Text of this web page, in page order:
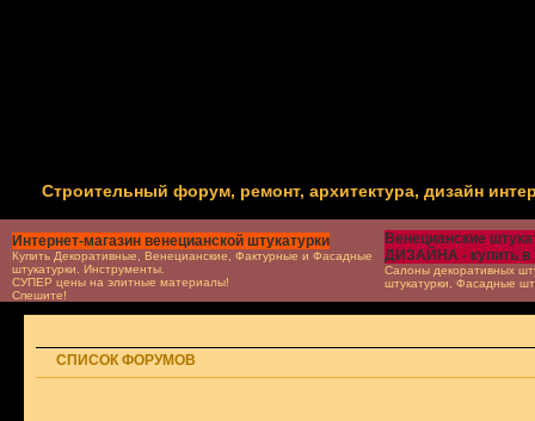
Строительный форум, ремонт, архитектура, дизайн
Интернет-магазин венецианской штукатурки
Купить Декоративные, Венецианские, Фактурные и Фасадные
штукатурки. Инструменты.
СУПЕР цены на элитные материалы!
Спешите!
Венецианские
ДИЗАЙНА - купить в
Салоны декоративных
штукатурки, Фасадные
СПИСОК ФОРУМОВ